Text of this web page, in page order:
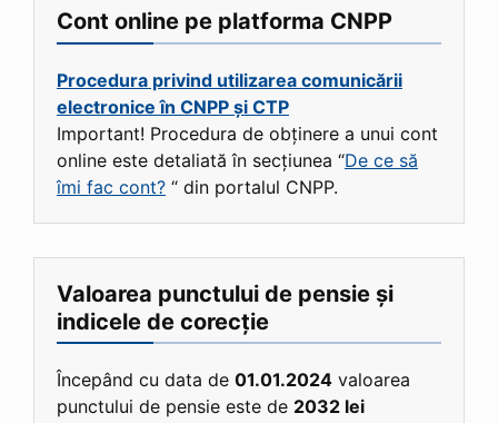
Cont online pe platforma CNPP
Procedura privind utilizarea comunicării
electronice în CNPP și CTP
Important! Procedura de obținere a unui cont
online este detaliată în secțiunea “De ce să
îmi fac cont? “ din portalul CNPP.
Valoarea punctului de pensie și
indicele de corecție
Începând cu data de 01.01.2024 valoarea
punctului de pensie este de 2032 lei